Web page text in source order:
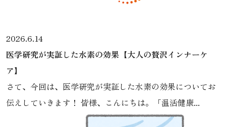
2026.6.14
医学研究が実証した水素の効果【大人の贅沢インナーケ
ア】
さて、今回は、医学研究が実証した水素の効果についてお
伝えしていきます！ 皆様、こんにちは。「温活健康...